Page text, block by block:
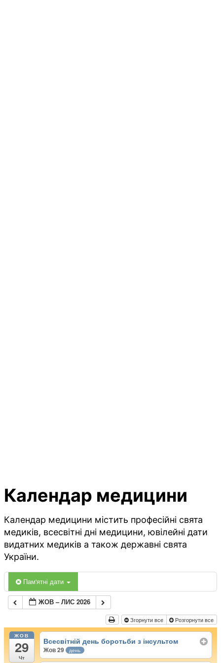
Календар медицини
Календар медицини містить професійні свята
медиків, всесвітні дні медицини, ювілейні дати
видатних медиків а також державні свята
України.
Пам'ятні дати
ЖОВ – ЛИС 2026
Згорнути все Розгорнути все
ЖОВ
29
Чт
Всесвітній день боротьби з інсультом
Жов 29 день